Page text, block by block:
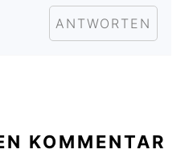
ANTWORTEN
KOMMENTAR